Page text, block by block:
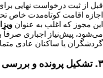
قبل از ثبت درخواست نهایی
اجازه اقامت کوتاه‌مدت خاص
این مجوز که اغلب به عنوان
می‌شود، پیش‌نیاز اجباری
گردشگران یا ساکنان عادی
۳. تشکیل پرونده و بررسی اداری